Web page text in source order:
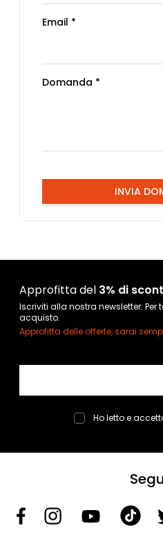
Email *
Domanda *
INVIA
Approfitta del 3% di
Iscriviti alla nostra newsletter. Per
acquisto.
Approfitta delle offerte, sarai
Ho letto e